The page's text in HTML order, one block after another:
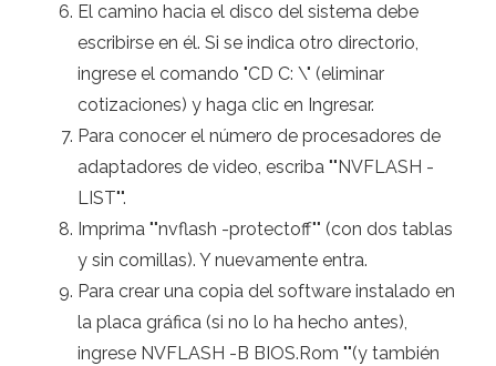
El camino hacia el disco del sistema debe
escribirse en él. Si se indica otro directorio,
ingrese el comando "CD C: \" (eliminar
cotizaciones) y haga clic en Ingresar.
Para conocer el número de procesadores de
adaptadores de video, escriba ""NVFLASH -
LIST"".
Imprima ""nvflash -protectoff"" (con dos tablas
y sin comillas). Y nuevamente entra.
Para crear una copia del software instalado en
la placa gráfica (si no lo ha hecho antes),
ingrese NVFLASH -B BIOS.Rom ""(y también